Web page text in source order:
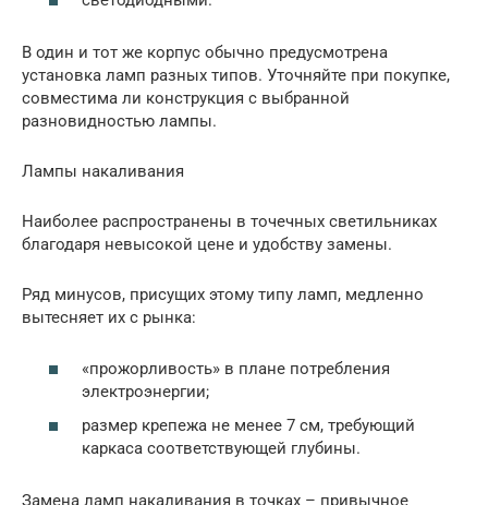
В один и тот же корпус обычно предусмотрена
установка ламп разных типов. Уточняйте при покупке,
совместима ли конструкция с выбранной
разновидностью лампы.
Лампы накаливания
Наиболее распространены в точечных светильниках
благодаря невысокой цене и удобству замены.
Ряд минусов, присущих этому типу ламп, медленно
вытесняет их с рынка:
«прожорливость» в плане потребления
электроэнергии;
размер крепежа не менее 7 см, требующий
каркаса соответствующей глубины.
Замена ламп накаливания в точках – привычное